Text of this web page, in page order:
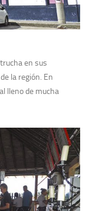
en sus
la región. En
lleno de mucha